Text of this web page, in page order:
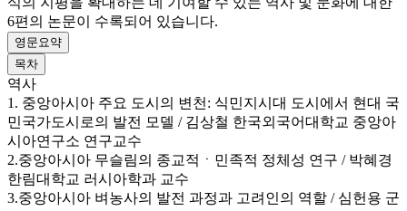
6편의 논문이 수록되어 있습니다.
영문요약
목차
역사
1. 중앙아시아 주요 도시의 변천: 식민지시대 도시에서 현대 국
민국가도시로의 발전 모델 / 김상철 한국외국어대학교 중앙아
시아연구소 연구교수
2.중앙아시아 무슬림의 종교적ㆍ민족적 정체성 연구 / 박혜경
한림대학교 러시아학과 교수
3.중앙아시아 벼농사의 발전 과정과 고려인의 역할 / 심헌용 군